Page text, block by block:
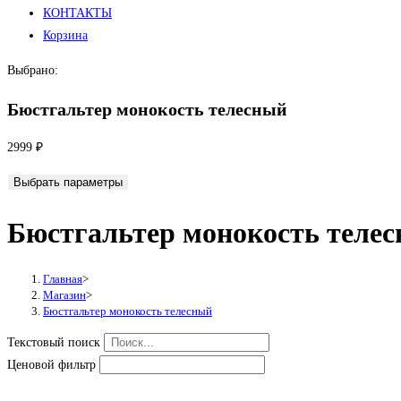
КОНТАКТЫ
Корзина
Выбрано:
Бюстгальтер монокость телесный
2999 ₽
Выбрать параметры
Бюстгальтер монокость
Главная>
Магазин>
Бюстгальтер монокость телесный
Текстовый поиск
Ценовой фильтр